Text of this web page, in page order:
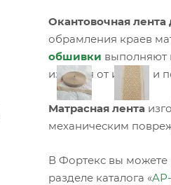
Окантовочная лента
обрамления краев
обшивки выполняют
изделия от износа и
Матрасная лента
механическим
В Фортекс вы можете
разделе каталога «